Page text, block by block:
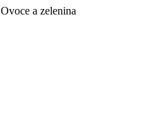
Ovoce a zelenina